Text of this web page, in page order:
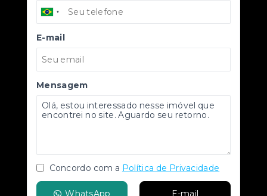
E-mail
Mensagem
Concordo com a Política de Privacidade
WhatsApp E-mail